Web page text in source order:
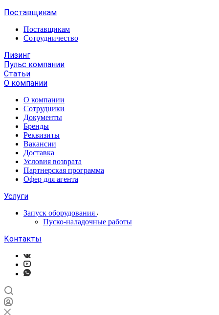
Поставщикам
Поставщикам
Сотрудничество
Лизинг
Пульс компании
Статьи
О компании
О компании
Сотрудники
Документы
Бренды
Реквизиты
Вакансии
Доставка
Условия возврата
Партнерская программа
Офер для агента
Услуги
Запуск оборудования
Пуско-наладочные работы
Контакты